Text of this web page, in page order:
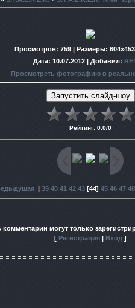
Просмотров: 759 | Размеры:
Дата: 10.07.2012 | Добавил:
Просмотреть фотографию в
Рейтинг: 0.0/0
| 39 40 41 42 43[44] 45 46 47 48
комментарии могут только
[ Регистрация Вход ]